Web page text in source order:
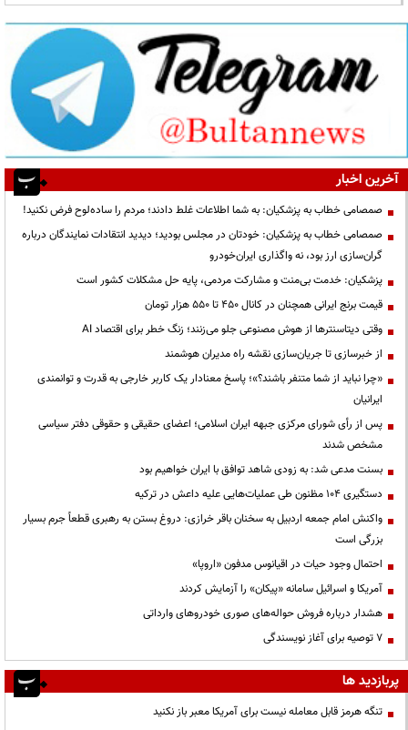
آخرین اخبار
صمصامی خطاب به پزشکیان: به شما اطلاعات غلط دادند؛ مردم را ساده‌لوح فرض نکنید!
صمصامی خطاب به پزشکیان: خودتان در مجلس بودید؛ دیدید انتقادات نمایندگان درباره
گران‌سازی ارز بود، نه واگذاری ایران‌خودرو
پزشکیان: خدمت بی‌منت و مشارکت مردمی، پایه حل مشکلات کشور است
قیمت‌ برنج ایرانی همچنان در کانال ۴۵۰ تا ۵۵۰ هزار تومان
وقتی دیتاسنترها از هوش مصنوعی جلو می‌زنند؛ زنگ خطر برای اقتصاد AI
از خبرسازی تا جریان‌سازی نقشه راه مدیران هوشمند
«چرا نباید از شما متنفر باشند؟»؛ پاسخ معنادار یک کاربر خارجی به قدرت و توانمندی
ایرانیان
پس از رأی شورای مرکزی جبهه ایران اسلامی؛ اعضای حقیقی و حقوقی دفتر سیاسی
مشخص شدند
بسنت مدعی شد: به زودی شاهد توافق با ایران خواهیم بود
دستگیری ۱۰۴ مظنون طی عملیات‌هایی علیه داعش در ترکیه
واکنش امام جمعه اردبیل به سخنان باقر خرازی: دروغ بستن به رهبری قطعاً جرم بسیار
بزرگی است
احتمال وجود حیات در اقیانوس مدفون «اروپا»
آمریکا و اسرائیل سامانه «پیکان» را آزمایش کردند
هشدار درباره فروش حواله‌های صوری خودروهای وارداتی
۷ توصیه برای آغاز نویسندگی
پربازدید ها
تنگه هرمز قابل معامله نیست برای آمریکا معبر باز نکنید